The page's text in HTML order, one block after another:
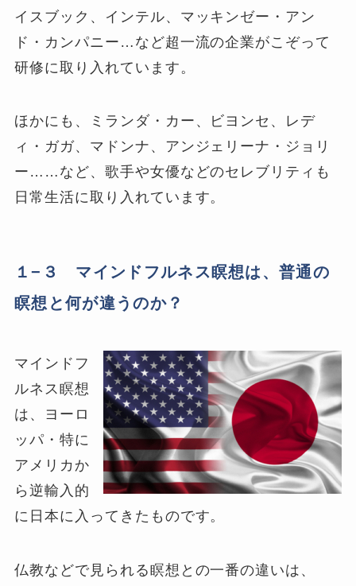
イスブック、インテル、マッキンゼー・アン
ド・カンパニー…など超一流の企業がこぞって
研修に取り入れています。
ほかにも、ミランダ・カー、ビヨンセ、レデ
ィ・ガガ、マドンナ、アンジェリーナ・ジョリ
ー……など、歌手や女優などのセレブリティも
日常生活に取り入れています。
１−３ マインドフルネス瞑想は、普通の
瞑想と何が違うのか？
マインドフ
ルネス瞑想
は、ヨーロ
ッパ・特に
アメリカか
ら逆輸入的
に日本に入ってきたものです。
仏教などで見られる瞑想との一番の違いは、